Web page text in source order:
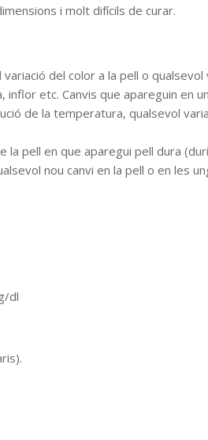
i molt difícils de curar.
del color a la pell o
etc. Canvis que apareguin en
de la temperatura, qualsevol
la pell en que aparegui pell dura
nou canvi en la pell o en les
dl